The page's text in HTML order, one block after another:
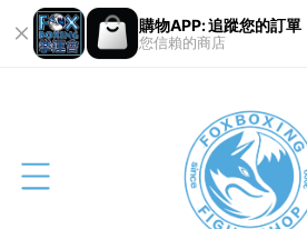
購物APP: 追蹤您的訂單
您信賴的商店